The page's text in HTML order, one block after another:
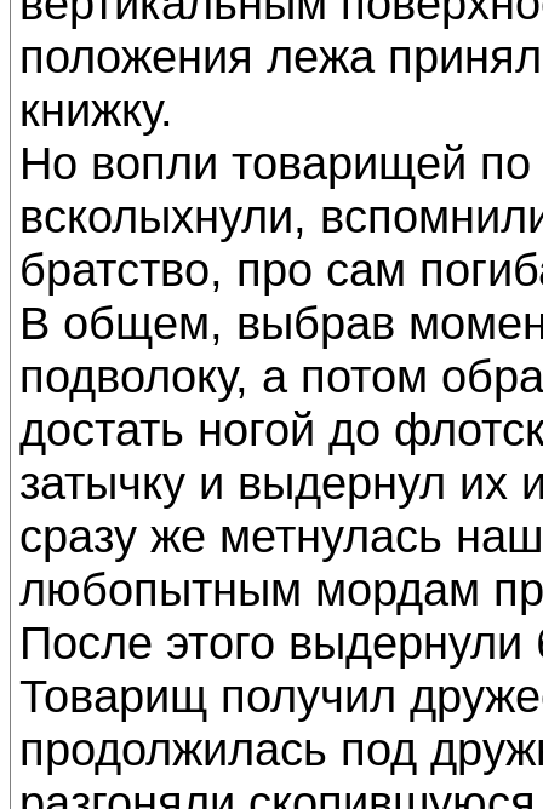
положения лежа
книжку.
Но вопли товарищей
всколыхнули,
братство, про сам
В общем, выбрав
подволоку, а потом
достать ногой до
затычку и выдернул их
сразу же метнулась
любопытным мордам
После этого
Товарищ получил
продолжилась под